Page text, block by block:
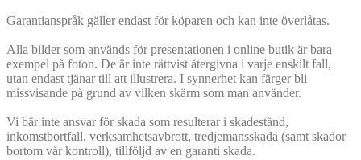
Garantianspråk gäller endast för köparen och kan inte överlåtas.
Alla bilder som används för presentationen i online butik är bara
exempel på foton. De är inte rättvist återgivna i varje enskilt fall,
utan endast tjänar till att illustrera. I synnerhet kan färger bli
missvisande på grund av vilken skärm som man använder.
Vi bär inte ansvar för skada som resulterar i skadestånd,
inkomstbortfall, verksamhetsavbrott, tredjemansskada (samt skador
bortom vår kontroll), tillföljd av en garanti skada.